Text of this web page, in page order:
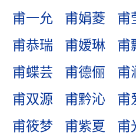
甫一允
甫娟菱 甫
甫恭瑞
甫嫒琳 甫
甫蝶芸
甫德俪 甫
甫双源
甫黔沁 甫
甫筱梦
甫紫夏 甫